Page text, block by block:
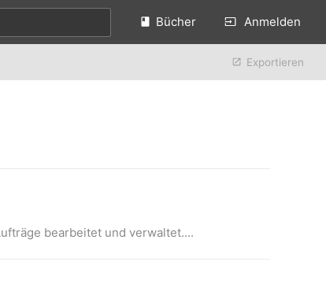
Bücher Anmelden
Exportieren
bearbeitet und verwaltet....